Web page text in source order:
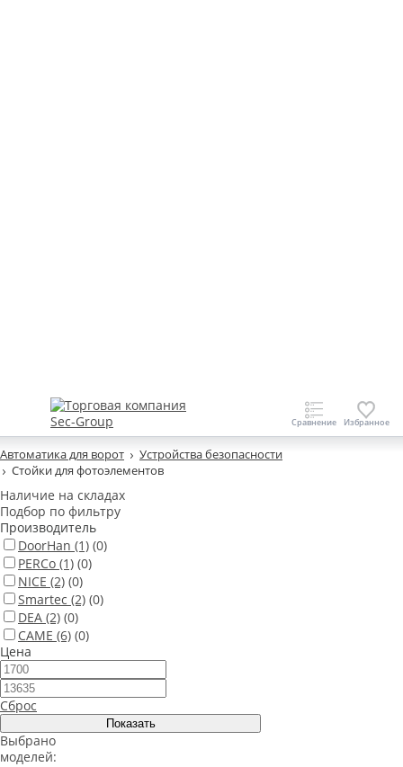
Автоматика для ворот
Устройства безопасности
Стойки для фотоэлементов
Наличие на складах
Подбор по фильтру
Производитель
DoorHan (1) (0)
PERCo (1) (0)
NICE (2) (0)
Smartec (2) (0)
DEA (2) (0)
CAME (6) (0)
Цена
Сброс
Выбрано
моделей: